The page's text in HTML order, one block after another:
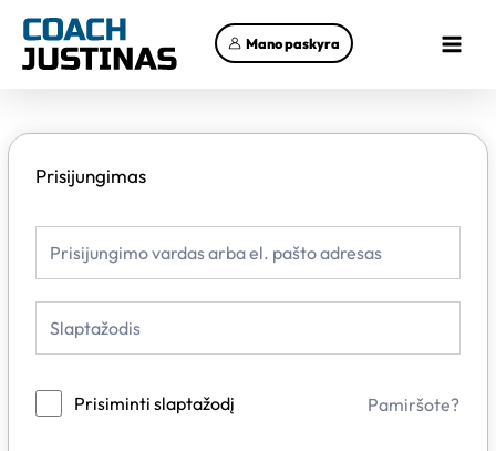
prie
turinio
Mano paskyra
Menu
Prisijungimas
Prisiminti slaptažodį Pamiršote?